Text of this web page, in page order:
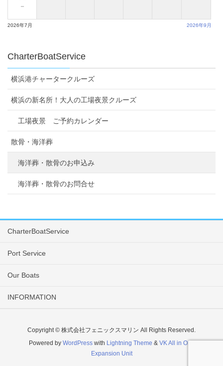
－
2026年7月 2026年9月
CharterBoatService
横浜港チャータークルーズ
横浜の新名所！大人の工場夜景クルーズ
工場夜景 ご予約カレンダー
散骨・海洋葬
海洋葬・散骨のお申込み
海洋葬・散骨のお問合せ
CharterBoatService
Port Service
Our Boats
INFORMATION
Copyright © 株式会社フェニックスマリン All Rights Reserved.
Powered by WordPresswith Lightning Theme & VK All in One
Expansion Unit